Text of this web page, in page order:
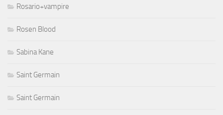
Rosario+vampire
Rosen Blood
Sabina Kane
Saint Germain
Saint Germain